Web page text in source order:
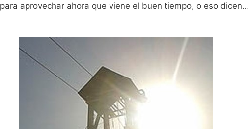
para aprovechar ahora que viene el buen tiempo, o eso dicen…